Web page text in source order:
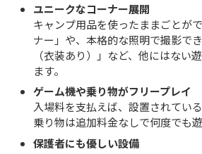
ユニークなコーナー展開
キャンプ用品を使ったままごとが
ナー」や、本格的な照明で撮影で
（衣装あり）」など、他にはない
ます。
ゲーム機や乗り物がフリープレイ
入場料を支払えば、設置されてい
乗り物は追加料金なしで何度でも遊
保護者にも優しい設備